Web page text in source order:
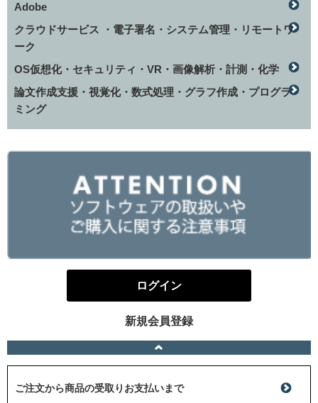
Adobe
クラウドサービス ・電子署名・システム管理・リモートワ
ーク
OS仮想化・セキュリティ・VR・画像解析・計測・化学
論文作成支援・視覚化・数式処理・グラフ作成・プログラ
ミング
ログイン
新規会員登録
ご注文から商品の受取りお支払いまで